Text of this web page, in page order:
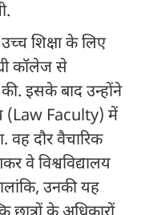
शिक्षा के लिए
कॉलेज से
इसके बाद उन्होंने
(Law Faculty) में
वह दौर वैचारिक
वे विश्वविद्यालय
उनकी यह